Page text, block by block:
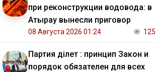
при реконструкции водовода: в
Атырау вынесли приговор
08 Августа 2026 01:24 125
Партия Әділет : принцип Закон и
порядок обязателен для всех